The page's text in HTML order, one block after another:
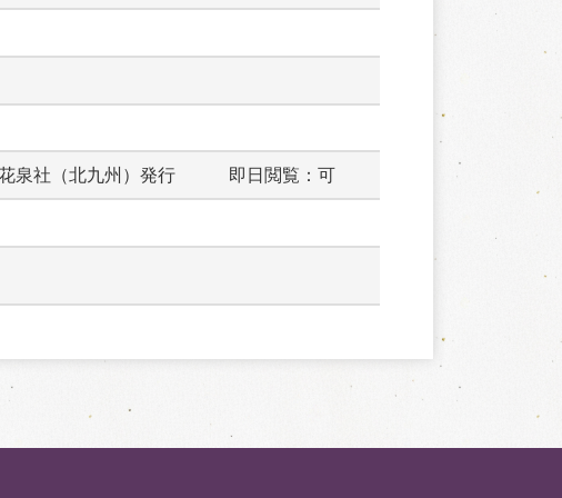
泉社（北九州）発行　　　即日閲覧：可